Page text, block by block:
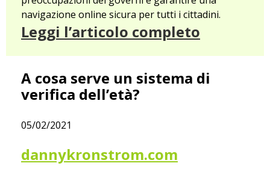
navigazione online sicura per tutti i cittadini.
Leggi l’articolo completo
A cosa serve un sistema di
verifica dell’età?
05/02/2021
dannykronstrom.com